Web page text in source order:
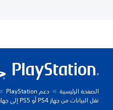
الصفحة الرئيسية دعم PlayStation
نقل البيانات من جهاز PS4 أو PS5 إلى جهاز PS5 الخاص بك